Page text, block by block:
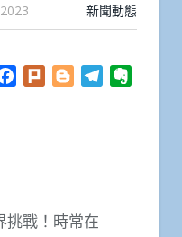
新聞動態
Facebook
Plurk BloggerTelegram
挑戰！時常在